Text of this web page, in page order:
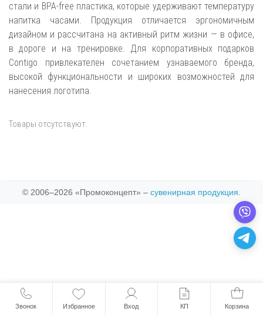
Звонок Избранное Вход КП Корзина
стали и BPA-free пластика, которые удерживают температуру
напитка часами. Продукция отличается эргономичным
дизайном и рассчитана на активный ритм жизни — в офисе,
в дороге и на тренировке. Для корпоративных подарков
Contigo привлекателен сочетанием узнаваемого бренда,
высокой функциональности и широких возможностей для
нанесения логотипа.
Товары отсутствуют.
© 2006–2026 «Промоконцепт» – сувенирная продукция